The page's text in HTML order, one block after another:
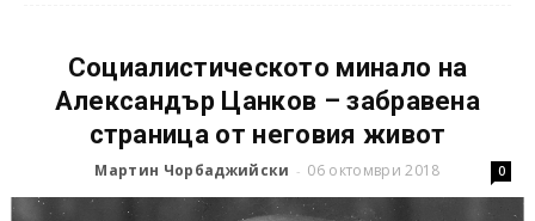
Социалистическото минало на
Александър Цанков – забравена
страница от неговия живот
Мартин Чорбаджийски - 06 октомври 2018 0